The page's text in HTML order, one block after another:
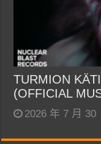
TURMION
(OFFICIAL
2026 年 7 月 30